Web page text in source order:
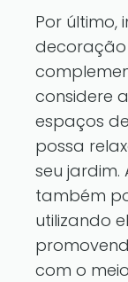
Por último,
decoração
considere
espaços
possa
seu jardim.
também
utilizando
com o